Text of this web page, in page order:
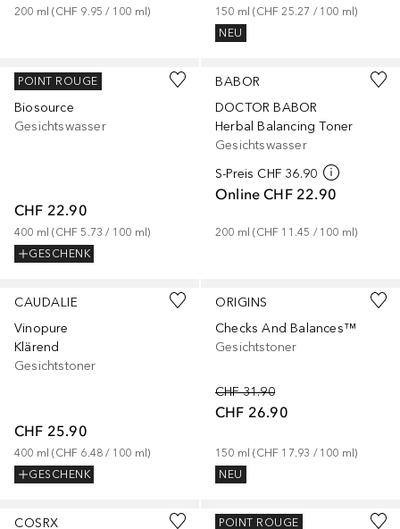
200 ml (CHF 9.95 / 100 ml) 150 ml (CHF 25.27 / 100 ml)
NEU
BIOTHERM
Biosource
Gesichtswasser
CHF 22.90
400 ml (CHF 5.73 / 100 ml)
GESCHENK
POINT ROUGE
BABOR
DOCTOR BABOR
Herbal Balancing Toner
Gesichtswasser
S-Preis CHF 36.90
Online CHF 22.90
200 ml (CHF 11.45 / 100 ml)
CAUDALIE
Vinopure
Klärend
Gesichtstoner
CHF 25.90
400 ml (CHF 6.48 / 100 ml)
GESCHENK
ORIGINS
Checks And Balances™
Gesichtstoner
CHF 31.90
CHF 26.90
150 ml (CHF 17.93 / 100 ml)
NEU
COSRX
I’M FROM
POINT ROUGE